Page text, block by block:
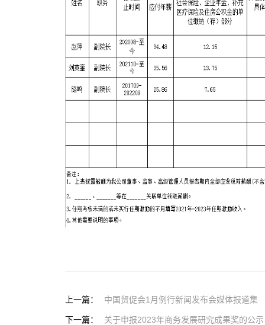
上一篇： 中国贸促会1月例行新闻发布会媒体报道集
下一篇： 关于申报2023年商务发展研究成果奖的公示